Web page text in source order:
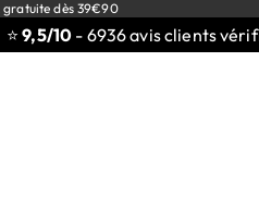
dès 39€90
10- 6936 avis clients vérifiés ⭐